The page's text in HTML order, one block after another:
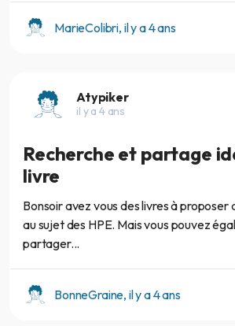
MarieColibri, il y a 4 ans
Atypiker
il y a 4 ans
Recherche et partage
livre
Bonsoir avez vous des livres à proposer
au sujet des HPE. Mais vous pouvez
partager...
BonneGraine, il y a 4 ans